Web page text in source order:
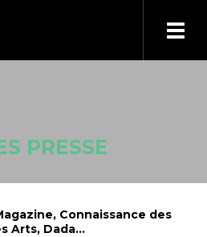
PRESSE
Connaissance des
Arts, Dada...